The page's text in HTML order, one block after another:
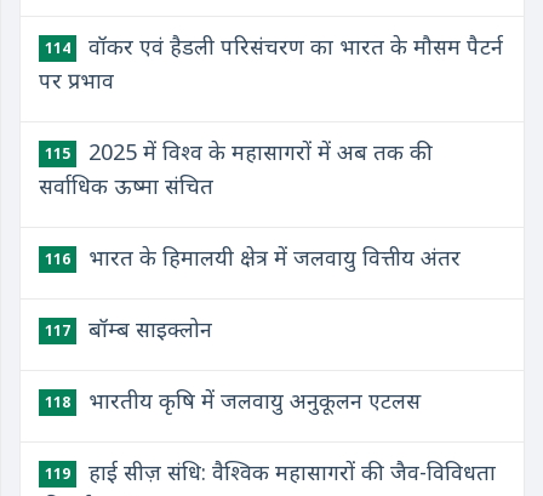
114
वॉकर एवं हैडली परिसंचरण का भारत के मौसम पैटर्न
पर प्रभाव
115
2025 में विश्व के महासागरों में अब तक की
सर्वाधिक ऊष्मा संचित
116 भारत के हिमालयी क्षेत्र में जलवायु वित्तीय अंतर
117 बॉम्ब साइक्लोन
118 भारतीय कृषि में जलवायु अनुकूलन एटलस
119
हाई सीज़ संधि: वैश्विक महासागरों की जैव-विविधता